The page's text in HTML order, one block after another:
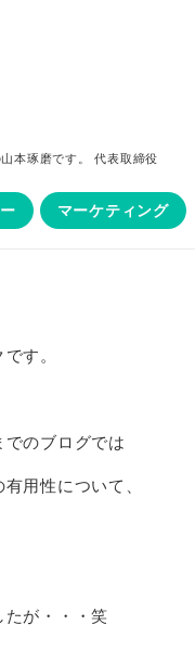
山本琢磨です。 代表取締役
マーケティング
す。
でのブログでは
用性について、
たが・・・笑